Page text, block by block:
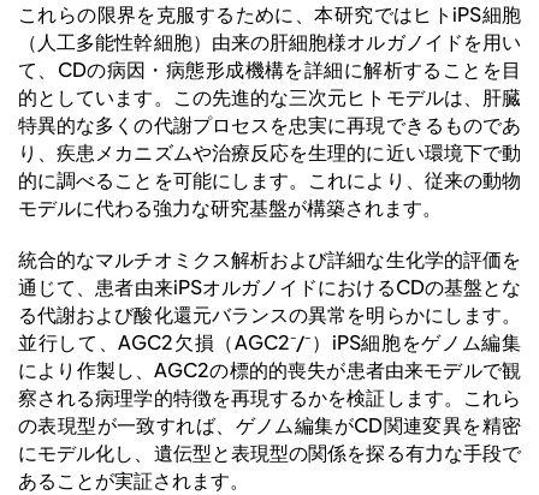
これらの限界を克服するために、本研究ではヒトiPS細胞
（人工多能性幹細胞）由来の肝細胞様オルガノイドを用い
て、CDの病因・病態形成機構を詳細に解析することを目
的としています。この先進的な三次元ヒトモデルは、肝臓
特異的な多くの代謝プロセスを忠実に再現できるものであ
り、疾患メカニズムや治療反応を生理的に近い環境下で動
的に調べることを可能にします。これにより、従来の動物
モデルに代わる強力な研究基盤が構築されます。
統合的なマルチオミクス解析および詳細な生化学的評価を
通じて、患者由来iPSオルガノイドにおけるCDの基盤とな
る代謝および酸化還元バランスの異常を明らかにします。
並行して、AGC2欠損（AGC2⁻/⁻）iPS細胞をゲノム編集
により作製し、AGC2の標的的喪失が患者由来モデルで観
察される病理学的特徴を再現するかを検証します。これら
の表現型が一致すれば、ゲノム編集がCD関連変異を精密
にモデル化し、遺伝型と表現型の関係を探る有力な手段で
あることが実証されます。